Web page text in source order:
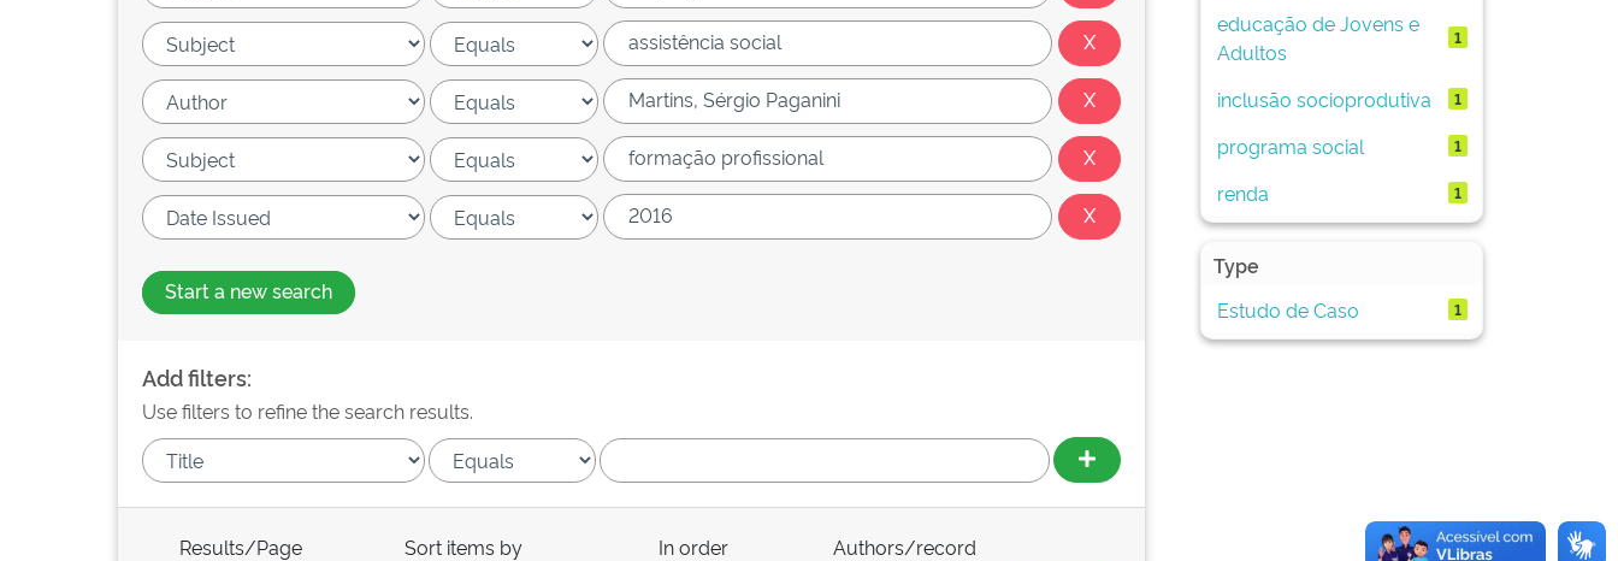
Start a new search
Add filters:
Use filters to refine the search results.
Results/Page Sort items by In order Authors/record
educação de Jovens e
Adultos
1
inclusão socioprodutiva 1
programa social 1
renda 1
Type
Estudo de Caso
1